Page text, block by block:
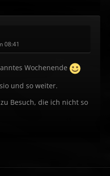
08:41
Wochenende
und so weiter.
Besuch, die ich nicht so